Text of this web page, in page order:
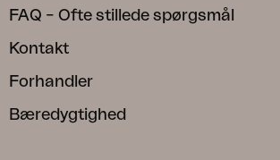
FAQ – Ofte stillede spørgsmål
Kontakt
Forhandler
Bæredygtighed